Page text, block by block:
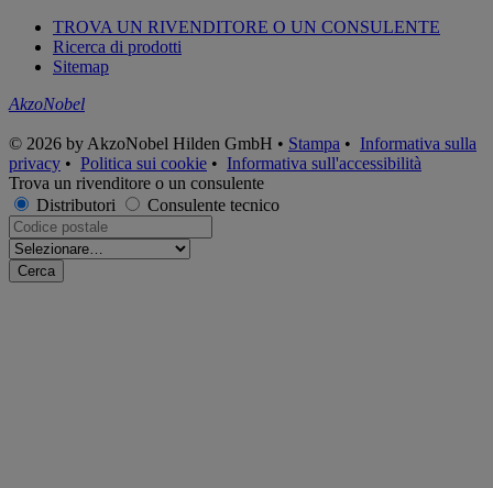
TROVA UN RIVENDITORE O UN CONSULENTE
Ricerca di prodotti
Sitemap
AkzoNobel
© 2026 by AkzoNobel Hilden GmbH • Stampa • Informativa sulla
privacy • Politica sui cookie • Informativa sull'accessibilità
Trova un rivenditore o un consulente
Distributori
Consulente tecnico